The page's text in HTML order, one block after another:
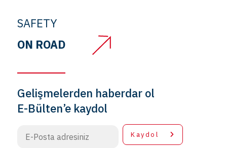
SAFETY
ON ROAD
Gelişmelerden haberdar ol
E-Bülten’e kaydol
Kaydol